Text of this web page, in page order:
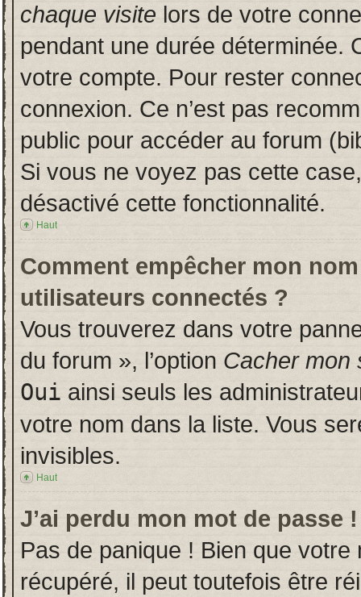
chaque visite lors de votre
pendant une durée déterminée.
votre compte. Pour rester
connexion. Ce n’est pas
public pour accéder au forum
Si vous ne voyez pas cette
désactivé cette fonctionnalité.
Haut
Comment empêcher mon
utilisateurs connectés ?
Vous trouverez dans votre
du forum », l’option Cacher mon
Oui ainsi seuls les
votre nom dans la liste. Vous
invisibles.
Haut
J’ai perdu mon mot de passe !
Pas de panique ! Bien que
récupéré, il peut toutefois être